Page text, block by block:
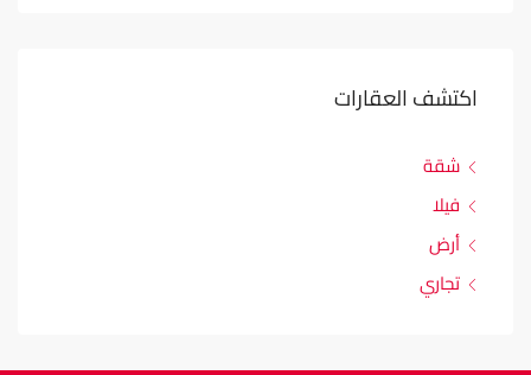
اكتشف العقارات
شقة
فيلا
أرض
تجاري